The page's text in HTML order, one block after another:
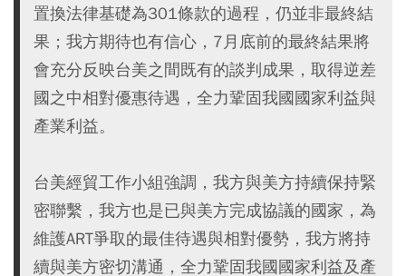
置換法律基礎為301條款的過程，仍並非最終結
果；我方期待也有信心，7月底前的最終結果將
會充分反映台美之間既有的談判成果，取得逆差
國之中相對優惠待遇，全力鞏固我國國家利益與
產業利益。
台美經貿工作小組強調，我方與美方持續保持緊
密聯繫，我方也是已與美方完成協議的國家，為
維護ART爭取的最佳待遇與相對優勢，我方將持
續與美方密切溝通，全力鞏固我國國家利益及產